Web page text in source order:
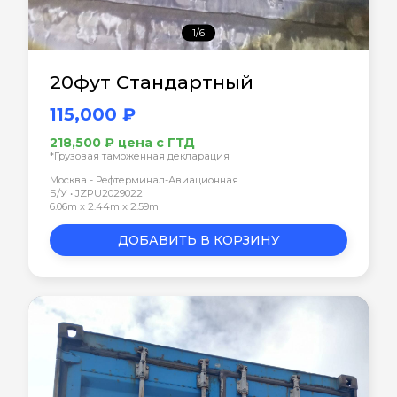
1/6
20фут Стандартный
115,000 ₽
218,500 ₽ цена с ГТД
*Грузовая таможенная декларация
Москва - Рефтерминал-Авиационная
Б/У • JZPU2029022
6.06m x 2.44m x 2.59m
ДОБАВИТЬ В КОРЗИНУ